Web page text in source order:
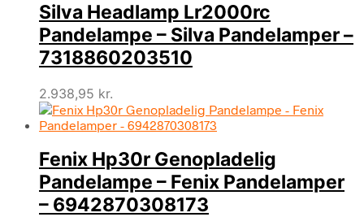
Silva Headlamp Lr2000rc
Pandelampe – Silva Pandelamper –
7318860203510
2.938,95 kr.
Fenix Hp30r Genopladelig
Pandelampe – Fenix Pandelamper
– 6942870308173